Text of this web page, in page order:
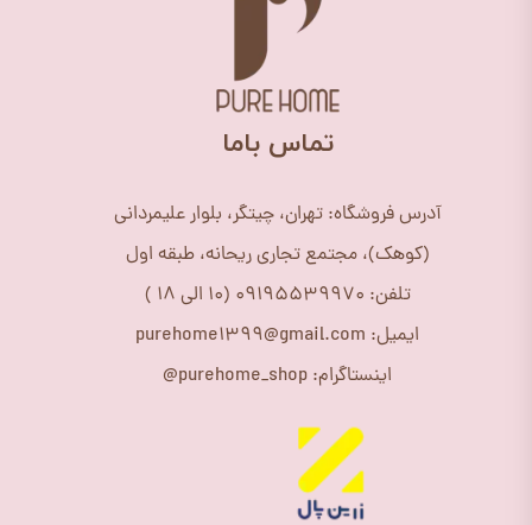
​تماس باما
آدرس فروشگاه: تهران، چیتگر، بلوار علیمردانی
(کوهک)، مجتمع تجاری ریحانه، طبقه اول
تلفن: 09195539970 (10 الی 18 )
ایمیل: purehome1399@gmail.com
اینستاگرام: purehome_shop@